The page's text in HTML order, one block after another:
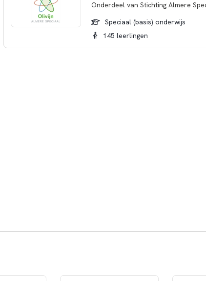
Onderdeel van Stichting Almere
Speciaal (basis) onderwijs
145 leerlingen